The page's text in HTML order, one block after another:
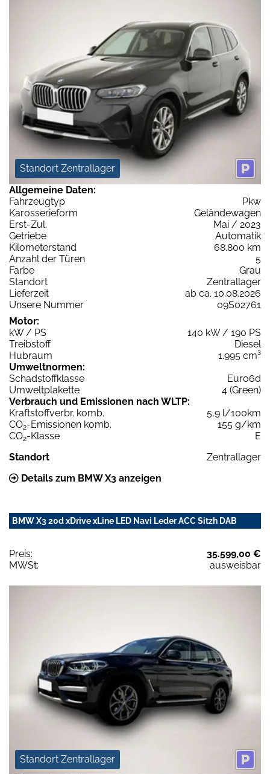
Standort Zentrallager
Allgemeine Daten:
Fahrzeugtyp
Pkw
Karosserieform
Geländewagen
Erst-Zul.
Mai / 2023
Getriebe
Automatik
Kilometerstand
68.800 km
Anzahl der Türen
5
Farbe
Grau
Standort
Zentrallager
Lieferzeit
ab ca. 10.08.2026
Unsere Nummer
09S02761
Motor:
kW / PS
140 kW / 190 PS
Treibstoff
Diesel
Hubraum
1.995 cm³
Umweltnormen:
Schadstoffklasse
Euro6d
Umweltplakette
4 (Green)
Verbrauch und Emissionen nach WLTP:
Kraftstoffverbr. komb.
5,9 l/100km
CO2-Emissionen komb.
155 g/km
CO2-Klasse
E
Standort
Zentrallager
Details zum BMW X3 anzeigen
BMW X3 20d xDrive xLine LED Navi Leder ACC Sitzh DAB
Preis:
35.599,00 €
MWSt:
ausweisbar
Standort Zentrallager